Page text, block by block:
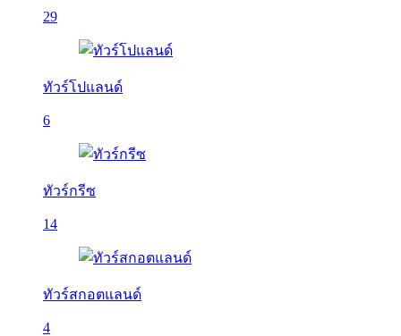
29
ทัวร์โปแลนด์
6
ทัวร์กรีซ
14
ทัวร์สกอตแลนด์
4